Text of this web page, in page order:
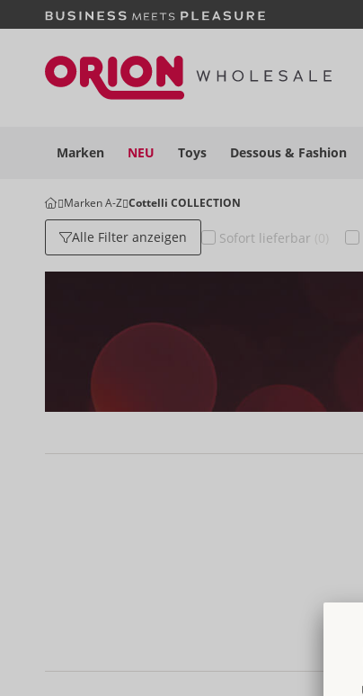
Marken NEU Toys Dessous & Fashion
Marken A-Z Cottelli COLLECTION
Alle Filter anzeigen Sofort lieferbar (0)